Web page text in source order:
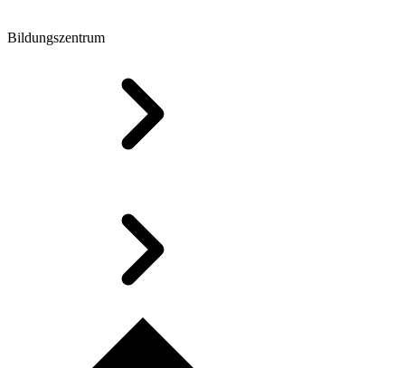
Bildungszentrum